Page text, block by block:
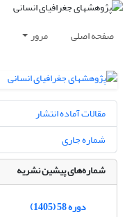
صفحه اصلی مرور
مقالات آماده انتشار
شماره جاری
شماره‌های پیشین نشریه
دوره 58 (1405)